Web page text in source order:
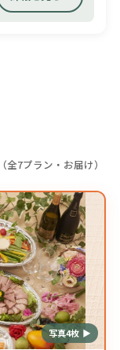
7プラン・お届け）
写真4枚 ▶